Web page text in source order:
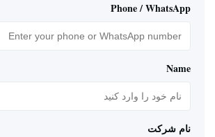
Phone / WhatsApp
Name
نام شرکت